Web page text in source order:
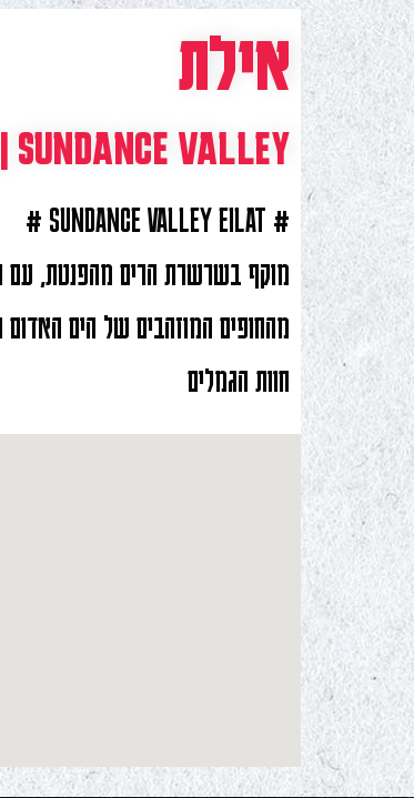
אילת
SUNDANCE VALLEY | חוות הגמלים
# SUNDANCE VALLEY EILAT #
מהחופים המוזהבים של הים האדום
חוות הגמלים